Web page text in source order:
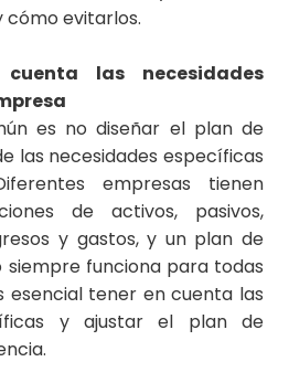
cómo evitarlos.
las necesidades
es no diseñar el plan de
las necesidades específicas
empresas tienen
de activos, pasivos,
y gastos, y un plan de
siempre funciona para todas
esencial tener en cuenta las
y ajustar el plan de